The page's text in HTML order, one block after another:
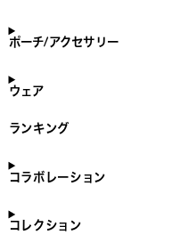
ポーチ/アクセサリー
ウェア
ランキング
コラボレーション
コレクション